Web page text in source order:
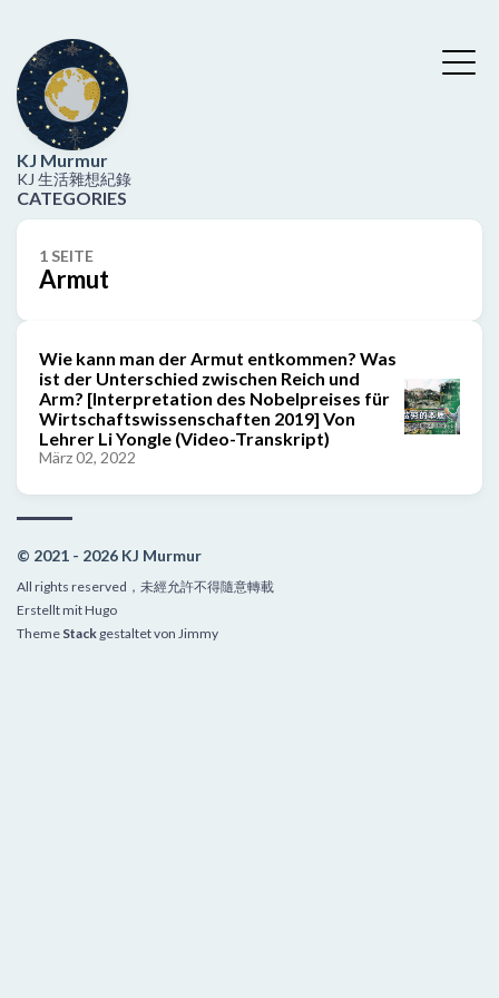
KJ Murmur
KJ 生活雜想紀錄
CATEGORIES
1 SEITE
Armut
Wie kann man der Armut entkommen? Was
ist der Unterschied zwischen Reich und
Arm? [Interpretation des Nobelpreises für
Wirtschaftswissenschaften 2019] Von
Lehrer Li Yongle (Video-Transkript)
März 02, 2022
© 2021 - 2026 KJ Murmur
All rights reserved，未經允許不得隨意轉載
Erstellt mitHugo
Theme Stack gestaltet von Jimmy